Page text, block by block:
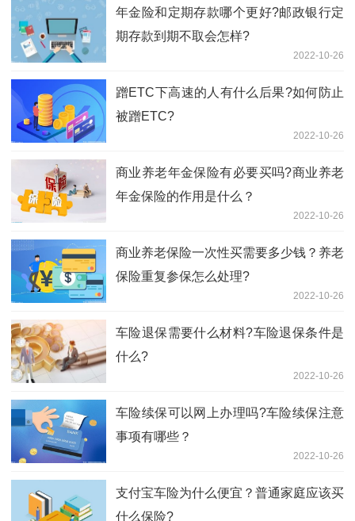
年金险和定期存款哪个更好?邮政银行定
期存款到期不取会怎样?
2022-10-26
蹭ETC下高速的人有什么后果?如何防止
被蹭ETC?
2022-10-26
商业养老年金保险有必要买吗?商业养老
年金保险的作用是什么？
2022-10-26
商业养老保险一次性买需要多少钱？养老
保险重复参保怎么处理?
2022-10-26
车险退保需要什么材料?车险退保条件是
什么?
2022-10-26
车险续保可以网上办理吗?车险续保注意
事项有哪些？
2022-10-26
支付宝车险为什么便宜？普通家庭应该买
什么保险?